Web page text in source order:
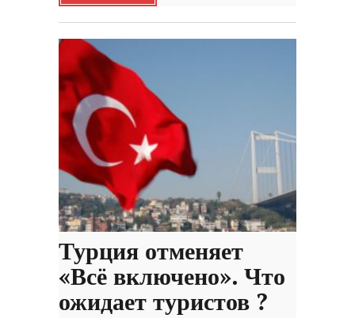
Турция отменяет
«Всё включено». Что
ожидает туристов ?